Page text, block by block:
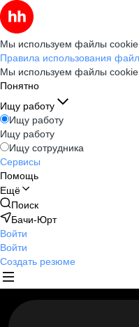
Мы используем файлы cookie,
Правила использования
Мы используем файлы cookie.
Понятно
Ищу работу
Ищу работу
Ищу работу
Ищу сотрудника
Сервисы
Помощь
Ещё
Поиск
Бачи-Юрт
Войти
Войти
Создать резюме